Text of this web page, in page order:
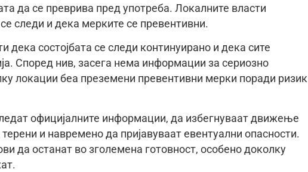
да се преврива пред употреба. Локалните власти
следи и дека мерките се превентивни.
состојбата се следи континуирано и дека сите
Според нив, засега нема информации за сериозно
локации беа преземени превентивни мерки поради ризик
официјалните информации, да избегнуваат движење
и навремено да пријавуваат евентуални опасности.
да останат во зголемена готовност, особено доколку